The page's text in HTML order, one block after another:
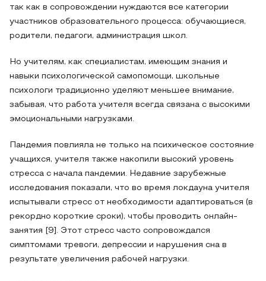
так как в сопровождении нуждаются все категории
участников образовательного процесса: обучающиеся,
родители, педагоги, администрация школ.
Но учителям, как специалистам, имеющим знания и
навыки психологической самопомощи, школьные
психологи традиционно уделяют меньшее внимание,
забывая, что работа учителя всегда связана с высокими
эмоциональными нагрузками.
Пандемия повлияла не только на психическое состояние
учащихся, учителя также накопили высокий уровень
стресса с начала пандемии. Недавние зарубежные
исследования показали, что во время локдауна учителя
испытывали стресс от необходимости адаптироваться (в
рекордно короткие сроки), чтобы проводить онлайн-
занятия [9]. Этот стресс часто сопровождался
симптомами тревоги, депрессии и нарушения сна в
результате увеличения рабочей нагрузки.